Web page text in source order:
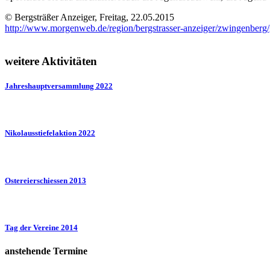
© Bergsträßer Anzeiger, Freitag, 22.05.2015
http://www.morgenweb.de/region/bergstrasser-anzeiger/
weitere Aktivitäten
Jahreshauptversammlung 2022
Nikolausstiefelaktion 2022
Ostereierschiessen 2013
Tag der Vereine 2014
anstehende Termine